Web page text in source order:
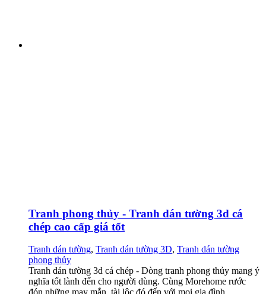
Tranh phong thủy - Tranh dán tường 3d cá
chép cao cấp giá tốt
Tranh dán tường, Tranh dán tường 3D, Tranh dán tường
phong thủy
Tranh dán tường 3d cá chép - Dòng tranh phong thủy mang ý
nghĩa tốt lành đến cho người dùng. Cùng Morehome rước